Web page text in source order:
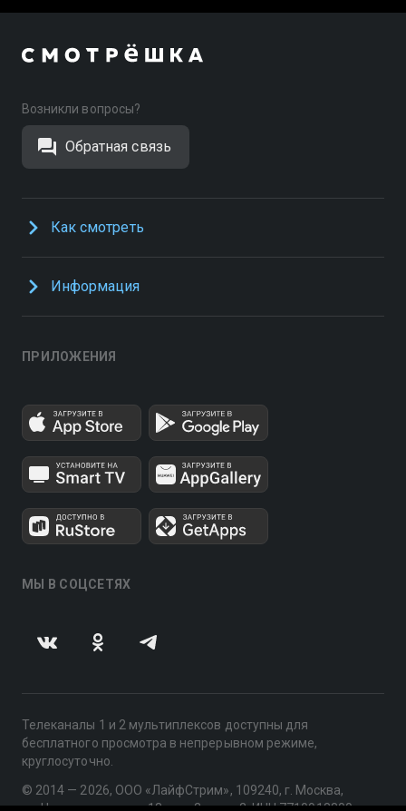
Возникли вопросы?
Обратная связь
Как смотреть
Информация
ПРИЛОЖЕНИЯ
МЫ В СОЦСЕТЯХ
Телеканалы 1 и 2 мультиплексов доступны для
бесплатного просмотра в непрерывном режиме,
круглосуточно.
© 2014 — 2026, ООО «ЛайфСтрим», 109240, г. Москва,